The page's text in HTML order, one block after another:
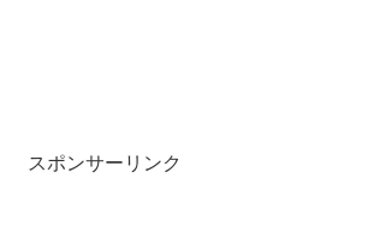
スポンサーリンク